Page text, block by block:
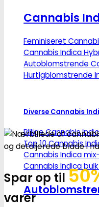
Cannabis
Feminiseret
Cannabis Indica
Autoblomstrende
Hurtigblomstrende
Diverse Cannabis
Billige Cannabis
Top 10 Cannabis
Cannabis Indica
Cannabis Indica
Spar op til
varer